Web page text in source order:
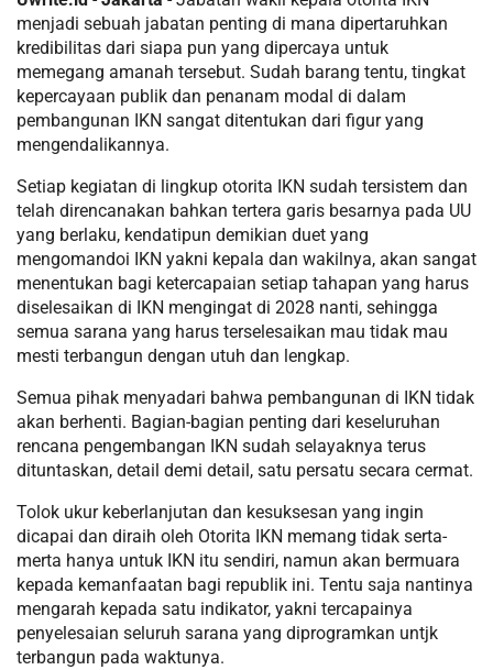
menjadi sebuah jabatan penting di mana dipertaruhkan
kredibilitas dari siapa pun yang dipercaya untuk
memegang amanah tersebut. Sudah barang tentu, tingkat
kepercayaan publik dan penanam modal di dalam
pembangunan IKN sangat ditentukan dari figur yang
mengendalikannya.
Setiap kegiatan di lingkup otorita IKN sudah tersistem dan
telah direncanakan bahkan tertera garis besarnya pada UU
yang berlaku, kendatipun demikian duet yang
mengomandoi IKN yakni kepala dan wakilnya, akan sangat
menentukan bagi ketercapaian setiap tahapan yang harus
diselesaikan di IKN mengingat di 2028 nanti, sehingga
semua sarana yang harus terselesaikan mau tidak mau
mesti terbangun dengan utuh dan lengkap.
Semua pihak menyadari bahwa pembangunan di IKN tidak
akan berhenti. Bagian-bagian penting dari keseluruhan
rencana pengembangan IKN sudah selayaknya terus
dituntaskan, detail demi detail, satu persatu secara cermat.
Tolok ukur keberlanjutan dan kesuksesan yang ingin
dicapai dan diraih oleh Otorita IKN memang tidak serta-
merta hanya untuk IKN itu sendiri, namun akan bermuara
kepada kemanfaatan bagi republik ini. Tentu saja nantinya
mengarah kepada satu indikator, yakni tercapainya
penyelesaian seluruh sarana yang diprogramkan untjk
terbangun pada waktunya.